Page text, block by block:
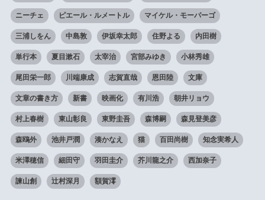
ニーチェ ピエール・ルメートル マイケル・モーパーゴ
三浦しをん 中島敦 伊坂幸太郎 住野よる 内田樹
単行本 夏目漱石 太宰治 宮部みゆき 小林秀雄
尾田栄一郎 川端康成 志賀直哉 恩田陸 文庫
文章の書き方 新書 映画化 有川浩 朝井リョウ
村上春樹 東山彰良 東野圭吾 森博嗣 森見登美彦
森鴎外 池井戸潤 湊かなえ 猫 百田尚樹 知念実希人
米澤穂信 細田守 羽田圭介 芥川龍之介 西加奈子
諫山創 辻村深月 額賀澪